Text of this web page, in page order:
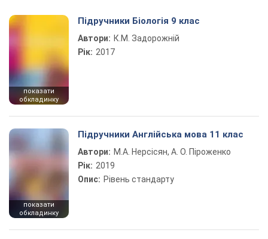
показати
обкладинку
Підручники Біологія 9 клас
Автори: К.М. Задорожній
Рік: 2017
показати
обкладинку
Підручники Англійська мова 11 клас
Автори: М.А. Нерсісян, А. О. Піроженко
Рік: 2019
Опис: Рівень стандарту